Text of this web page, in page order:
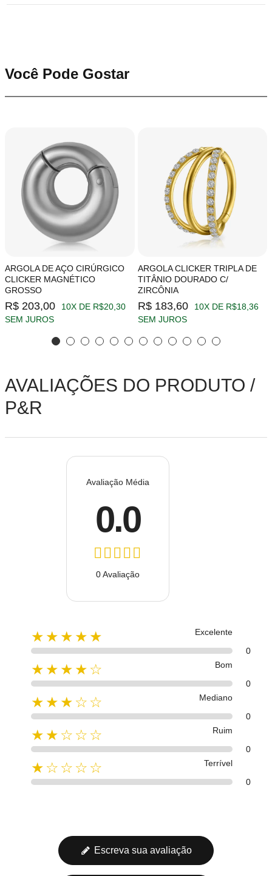
Você Pode Gostar
ARGOLA DE AÇO CIRÚRGICO
CLICKER MAGNÉTICO
GROSSO
R$ 203,00
10X DE R$20,30
SEM JUROS
ARGOLA CLICKER TRIPLA DE
TITÂNIO DOURADO C/
ZIRCÔNIA
R$ 183,60
10X DE R$18,36
SEM JUROS
AVALIAÇÕES DO PRODUTO /
P&R
Avaliação Média
0.0
0 Avaliação
★★★★★
Excelente
0
★★★★☆
Bom
0
★★★☆☆
Mediano
0
★★☆☆☆
Ruim
0
★☆☆☆☆
Terrível
0
Escreva sua avaliação